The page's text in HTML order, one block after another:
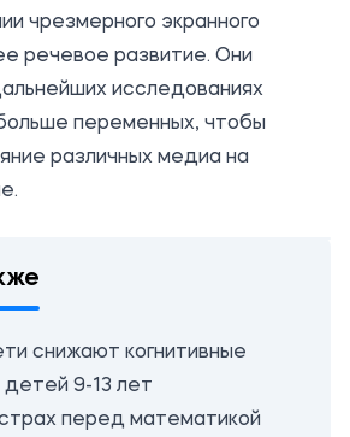
чрезмерного экранного
речевое развитие. Они
исследованиях
переменных, чтобы
различных медиа на
снижают когнитивные
9-13 лет
перед математикой